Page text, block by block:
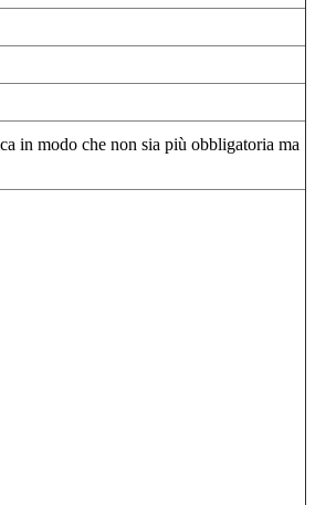
in modo che non sia più obbligatoria ma